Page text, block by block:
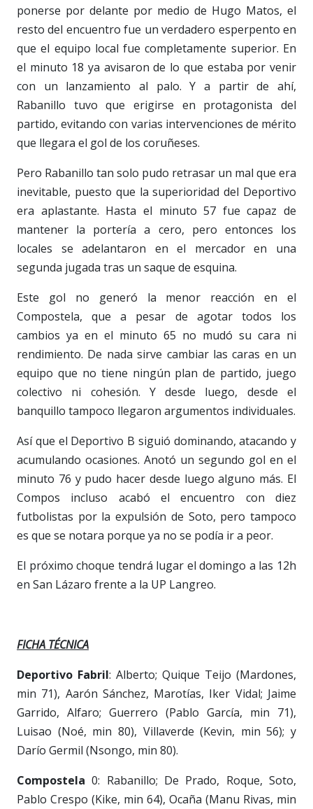
ponerse por delante por medio de Hugo Matos, el
resto del encuentro fue un verdadero esperpento en
que el equipo local fue completamente superior. En
el minuto 18 ya avisaron de lo que estaba por venir
con un lanzamiento al palo. Y a partir de ahí,
Rabanillo tuvo que erigirse en protagonista del
partido, evitando con varias intervenciones de mérito
que llegara el gol de los coruñeses.
Pero Rabanillo tan solo pudo retrasar un mal que era
inevitable, puesto que la superioridad del Deportivo
era aplastante. Hasta el minuto 57 fue capaz de
mantener la portería a cero, pero entonces los
locales se adelantaron en el mercador en una
segunda jugada tras un saque de esquina.
Este gol no generó la menor reacción en el
Compostela, que a pesar de agotar todos los
cambios ya en el minuto 65 no mudó su cara ni
rendimiento. De nada sirve cambiar las caras en un
equipo que no tiene ningún plan de partido, juego
colectivo ni cohesión. Y desde luego, desde el
banquillo tampoco llegaron argumentos individuales.
Así que el Deportivo B siguió dominando, atacando y
acumulando ocasiones. Anotó un segundo gol en el
minuto 76 y pudo hacer desde luego alguno más. El
Compos incluso acabó el encuentro con diez
futbolistas por la expulsión de Soto, pero tampoco
es que se notara porque ya no se podía ir a peor.
El próximo choque tendrá lugar el domingo a las 12h
en San Lázaro frente a la UP Langreo.
FICHA TÉCNICA
Deportivo Fabril: Alberto; Quique Teijo (Mardones,
min 71), Aarón Sánchez, Marotías, Iker Vidal; Jaime
Garrido, Alfaro; Guerrero (Pablo García, min 71),
Luisao (Noé, min 80), Villaverde (Kevin, min 56); y
Darío Germil (Nsongo, min 80).
Compostela 0: Rabanillo; De Prado, Roque, Soto,
Pablo Crespo (Kike, min 64), Ocaña (Manu Rivas, min